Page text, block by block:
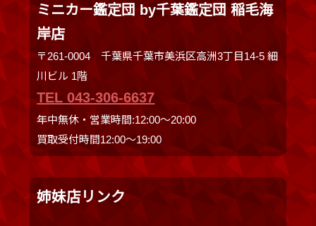
ミニカー鑑定団 by千葉鑑定団 稲毛海
岸店
〒261-0004 千葉県千葉市美浜区高洲3丁目14-5 細
川ビル 1階
TEL 043-306-6637
年中無休・営業時間:12:00〜20:00
買取受付時間12:00〜19:00
姉妹店リンク